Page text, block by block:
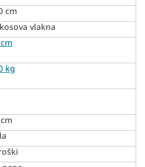
glede na starost
iz HR pene
vzmetnice
vzmetnice
posteljico iz HR pene
cm
vlakna
kg